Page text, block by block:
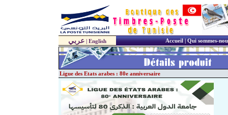
عربي | English Accueil|Qui sommes-
Ligue des Etats arabes : 80e anniversaire